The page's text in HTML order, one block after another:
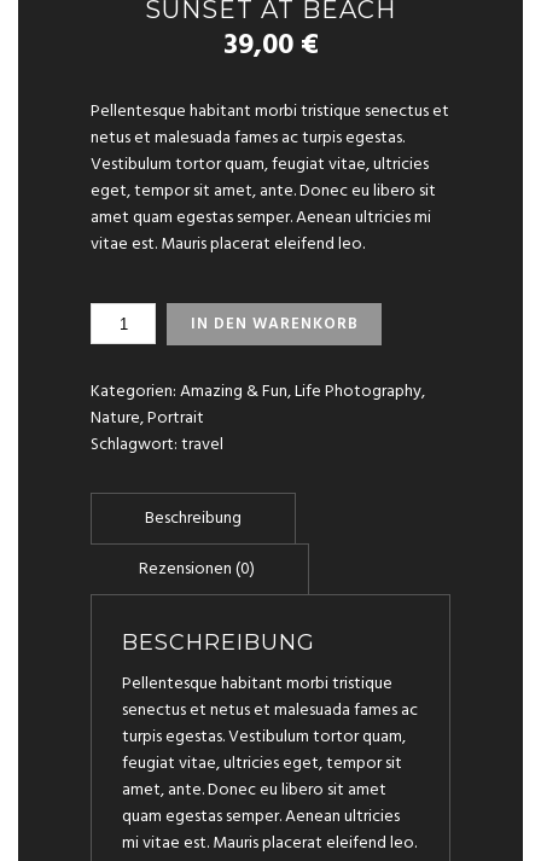
SUNSET AT BEACH
39,00€
Pellentesque habitant morbi tristique senectus et
netus et malesuada fames ac turpis egestas.
Vestibulum tortor quam, feugiat vitae, ultricies
eget, tempor sit amet, ante. Donec eu libero sit
amet quam egestas semper. Aenean ultricies mi
vitae est. Mauris placerat eleifend leo.
SUNSET
AT
MENGE
IN DEN WARENKORB
Kategorien:Amazing & Fun,Life Photography,
Nature,Portrait
Schlagwort:travel
BESCHREIBUNG
Pellentesque habitant morbi tristique
senectus et netus et malesuada fames ac
turpis egestas. Vestibulum tortor quam,
feugiat vitae, ultricies eget, tempor sit
amet, ante. Donec eu libero sit amet
quam egestas semper. Aenean ultricies
mi vitae est. Mauris placerat eleifend leo.